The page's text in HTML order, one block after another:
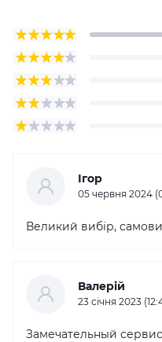
Ігор
05 червня 2024
Великий вибір,
Валерій
23 cічня 2023
Замечательный